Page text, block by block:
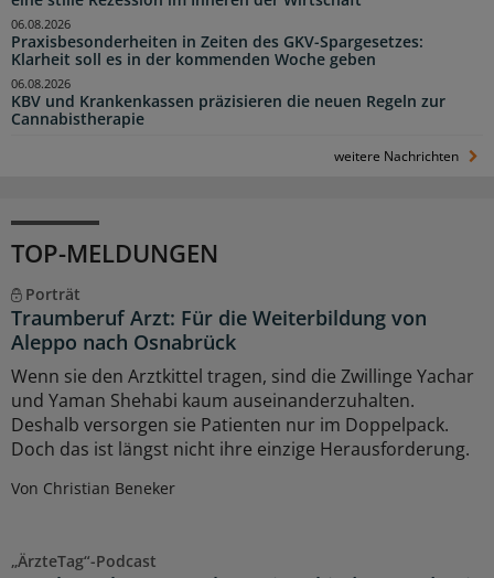
Praxisbesonderheiten in Zeiten des GKV-Spargesetzes:
Klarheit soll es in der kommenden Woche geben
06.08.2026
KBV und Krankenkassen präzisieren die neuen Regeln zur
Cannabistherapie
06.08.2026
weitere Nachrichten
TOP-MELDUNGEN
Porträt
Traumberuf Arzt: Für die Weiterbildung von
Aleppo nach Osnabrück
Wenn sie den Arztkittel tragen, sind die Zwillinge Yachar
und Yaman Shehabi kaum auseinanderzuhalten.
Deshalb versorgen sie Patienten nur im Doppelpack.
Doch das ist längst nicht ihre einzige Herausforderung.
Von Christian Beneker
„ÄrzteTag“-Podcast